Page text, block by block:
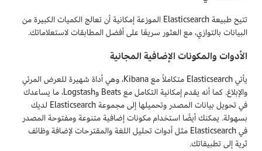
تتيح طبيعة Elasticsearch الموزعة إمكانية أن تعالج الكميات الكبيرة من
البيانات بالتوازي، مع العثور سريعًا على أفضل المطابقات لاستعلاماتك.
الأدوات والمكونات الإضافية المجانية
يأتي Elasticsearch متكاملاً مع Kibana، وهي أداة شهيرة للعرض المرئي
والإبلاغ. كما أنه يقدم إمكانية التكامل مع Beats وLogstash، ما يساعدك
في تحويل بيانات المصدر وتحميلها إلى مجموعة Elasticsearch لديك
بسهولة. يمكنك أيضًا استخدام مكونات إضافية متنوعة ومفتوحة المصدر
في Elasticsearch مثل أدوات تحليل اللغة والمقترحات لإضافة وظائف
ثرية إلى تطبيقاتك.